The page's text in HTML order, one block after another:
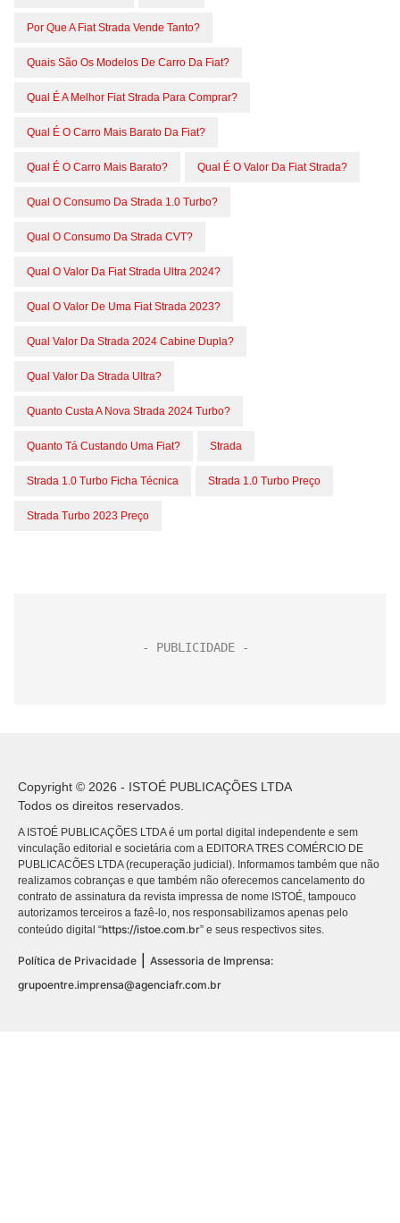
Por Que A Fiat Strada Vende Tanto?
Quais São Os Modelos De Carro Da Fiat?
Qual É A Melhor Fiat Strada Para Comprar?
Qual É O Carro Mais Barato Da Fiat?
Qual É O Carro Mais Barato? Qual É O Valor Da Fiat Strada?
Qual O Consumo Da Strada 1.0 Turbo?
Qual O Consumo Da Strada CVT?
Qual O Valor Da Fiat Strada Ultra 2024?
Qual O Valor De Uma Fiat Strada 2023?
Qual Valor Da Strada 2024 Cabine Dupla?
Qual Valor Da Strada Ultra?
Quanto Custa A Nova Strada 2024 Turbo?
Quanto Tá Custando Uma Fiat? Strada
Strada 1.0 Turbo Ficha Técnica Strada 1.0 Turbo Preço
Strada Turbo 2023 Preço
Copyright © 2026 - ISTOÉ PUBLICAÇÕES LTDA
Todos os direitos reservados.
A ISTOÉ PUBLICAÇÕES LTDA é um portal digital independente e sem
vinculação editorial e societária com a EDITORA TRES COMÉRCIO DE
PUBLICACÕES LTDA (recuperação judicial). Informamos também que não
realizamos cobranças e que também não oferecemos cancelamento do
contrato de assinatura da revista impressa de nome ISTOÉ, tampouco
autorizamos terceiros a fazê-lo, nos responsabilizamos apenas pelo
conteúdo digital “https://istoe.com.br” e seus respectivos sites.
Política de Privacidade | Assessoria de Imprensa:
grupoentre.imprensa@agenciafr.com.br